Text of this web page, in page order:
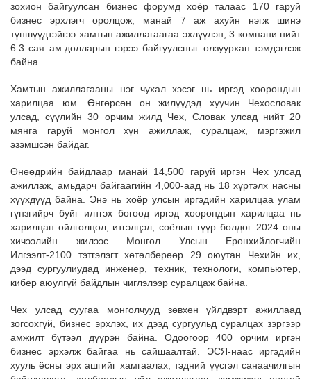
зохион байгуулсан бизнес форумд хоёр талаас 170 гаруй
бизнес эрхлэгч оролцож, манай 7 аж ахуйн нэгж шинэ
түншүүдтэйгээ хамтын ажиллагаагаа эхлүүлэн, 3 компани нийт
6.3 сая ам.долларын гэрээ байгуулсныг олзуурхан тэмдэглэж
байна.
Хамтын ажиллагааны нэг чухал хэсэг нь иргэд хоорондын
харилцаа юм. Өнгөрсөн он жилүүдэд хуучин Чехословак
улсад, сүүлийн 30 орчим жилд Чех, Словак улсад нийт 20
мянга гаруй монгол хүн ажиллаж, суралцаж, мэргэжил
эзэмшсэн байдаг.
Өнөөдрийн байдлаар манай 14,500 гаруй иргэн Чех улсад
ажиллаж, амьдарч байгаагийн 4,000-аад нь 18 хүртэлх насны
хүүхдүүд байна. Энэ нь хоёр улсын иргэдийн харилцаа улам
гүнзгийрч буйг илтгэх бөгөөд иргэд хоорондын харилцаа нь
харилцан ойлголцол, итгэлцэл, соёлын гүүр болдог. 2024 оны
хичээлийн жилээс Монгол Улсын Ерөнхийлөгчийн
Илгээлт-2100 тэтгэлэгт хөтөлбөрөөр 29 оюутан Чехийн их,
дээд сургуулиудад инженер, техник, технологи, компьютер,
кибер аюулгүй байдлын чиглэлээр суралцаж байна.
Чех улсад суугаа монголчууд зөвхөн үйлдвэрт ажиллаад
зогсохгүй, бизнес эрхлэх, их дээд сургуульд суралцах зэргээр
амжилт бүтээл дүүрэн байна. Одоогоор 400 орчим иргэн
бизнес эрхэлж байгаа нь сайшаалтай. ЭСЯ-наас иргэдийн
хууль ёсны эрх ашгийг хамгаалах, тэдний үүсгэл санаачилгын